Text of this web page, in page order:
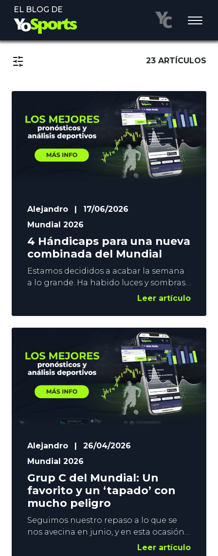
EL BLOG DE
23 ARTÍCULOS
Alejandro |
17/06/2026
Mundial 2026
4 Hándicaps para una nueva
combinada del Mundial
Estamos decididos a acabar la semana
a lo grande. Ha habido luces y sombras
en nuestros pronósticos hasta el
conseguimos en la combinada del
Mundial en la cuarta jornada fue
espectacular. Los goles de Mbappé y de
Messi de este martes tampoco son para
obviarlos. En cualquier caso, nos
Leer artículo
Alejandro |
26/04/2026
Mundial 2026
Grup C del Mundial: Un
favorito y un ‘tapado’ con
mucho peligro
Seguimos nuestro repaso a lo que se
nos avecina en junio, y en esta ocasión
ponemos el foco en el Grupo C del
Leer artículo